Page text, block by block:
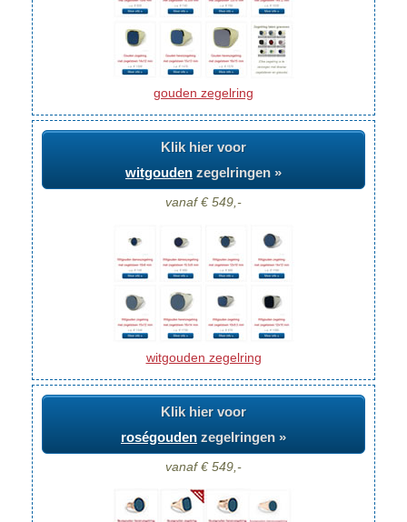
gouden zegelring
Klik hier voor
witgouden zegelringen »
vanaf € 549,-
witgouden zegelring
Klik hier voor
roségouden zegelringen »
vanaf € 549,-